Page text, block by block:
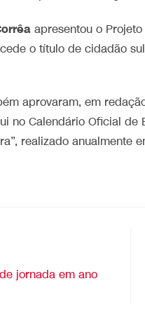
apresentou o
o título de cidadão
aprovaram, em
no Calendário Oficial de
realizado anualmente
jornada em ano